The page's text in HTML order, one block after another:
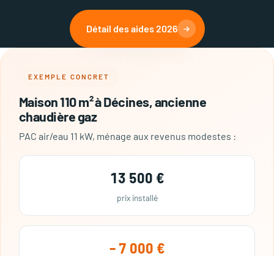
Détail des aides 2026
EXEMPLE CONCRET
Maison 110 m² à Décines, ancienne
chaudière gaz
PAC air/eau 11 kW, ménage aux revenus modestes :
13 500 €
prix installé
– 7 000 €